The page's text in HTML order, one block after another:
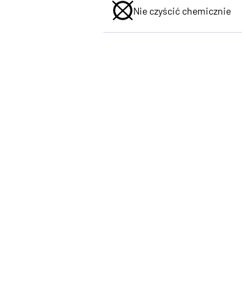
Nie czyścić chemicznie